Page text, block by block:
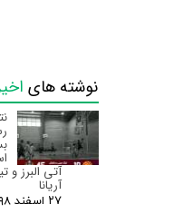
نوشته های
آتی البرز و
آریانا
۲۷ اسفند ۹۸